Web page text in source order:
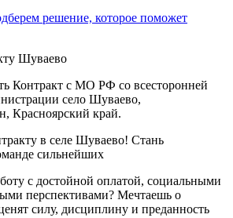
решение, которое поможет
Контракт с МО РФ со всесторонней
село Шуваево,
Красноярский край.
в селе Шуваево! Стань
сильнейших
с достойной оплатой, социальными
перспективами? Мечтаешь о
силу, дисциплину и преданность